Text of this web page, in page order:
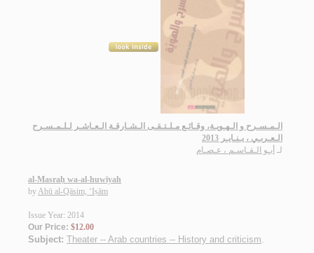
الـمـسـرح و الـهـويـة، وقـائـع مـلـتـقـى الـشـارقـة الـعـاشـر لـلـمـسـرح
الـعـربـي ، يـنـايـر 2013
لـ أبـو الـقـاسـم ، عـصـام
al-Masraḥ wa-al-huwīyah
byAbū al-Qāsim, ‘Iṣām
Issue Year: 2014
Our Price: $12.00
Subject: Theater -- Arab countries -- History and criticism.